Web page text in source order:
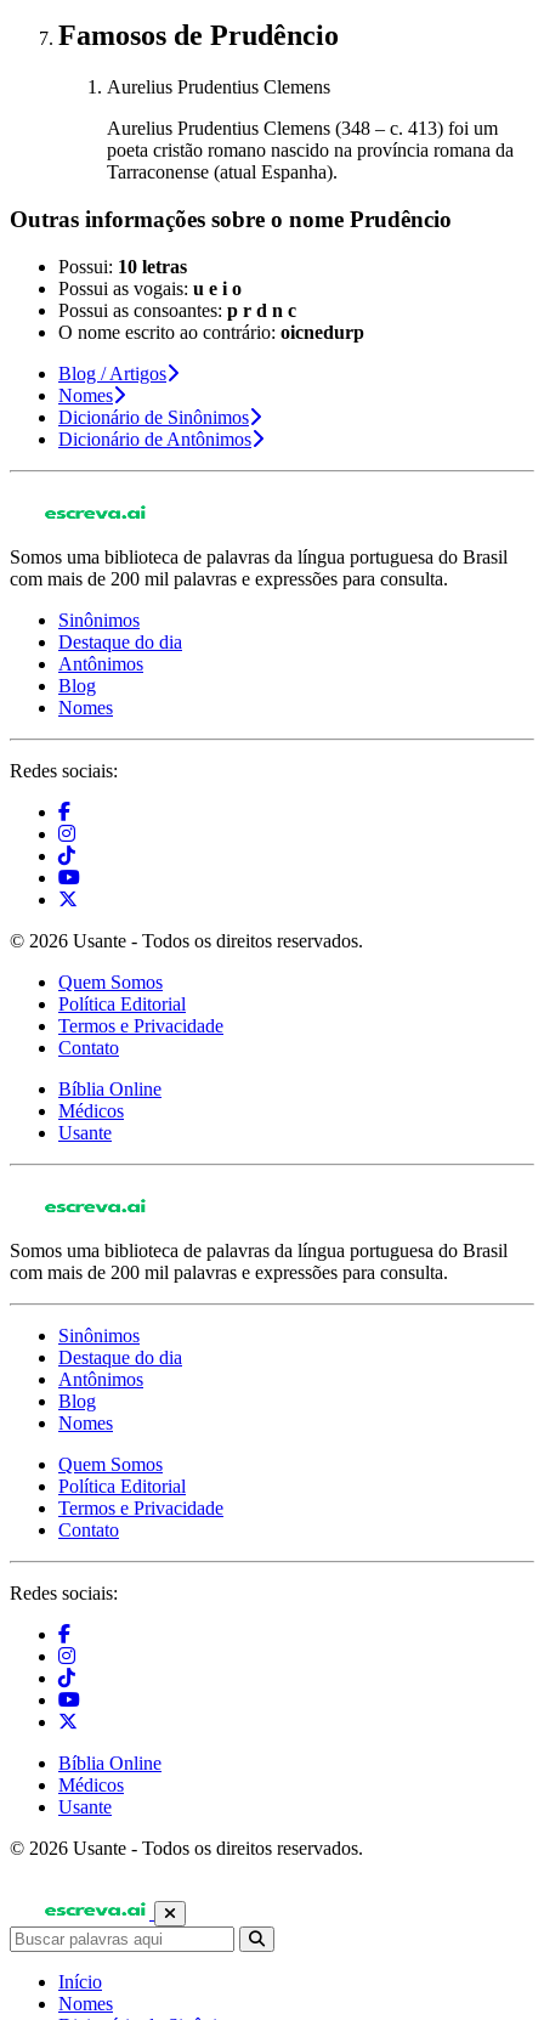
Famosos de Prudêncio
Aurelius Prudentius Clemens
Aurelius Prudentius Clemens (348 – c. 413) foi um
poeta cristão romano nascido na província romana da
Tarraconense (atual Espanha).
Outras informações sobre o nome Prudêncio
Possui: 10 letras
Possui as vogais: u e i o
Possui as consoantes: p r d n c
O nome escrito ao contrário: oicnedurp
Blog / Artigos
Nomes
Dicionário de Sinônimos
Dicionário de Antônimos
Somos uma biblioteca de palavras da língua portuguesa do Brasil
com mais de 200 mil palavras e expressões para consulta.
Sinônimos
Destaque do dia
Antônimos
Blog
Nomes
Redes sociais:
© 2026 Usante - Todos os direitos reservados.
Quem Somos
Política Editorial
Termos e Privacidade
Contato
Bíblia Online
Médicos
Usante
Somos uma biblioteca de palavras da língua portuguesa do Brasil
com mais de 200 mil palavras e expressões para consulta.
Sinônimos
Destaque do dia
Antônimos
Blog
Nomes
Quem Somos
Política Editorial
Termos e Privacidade
Contato
Redes sociais:
Bíblia Online
Médicos
Usante
© 2026 Usante - Todos os direitos reservados.
Início
Nomes